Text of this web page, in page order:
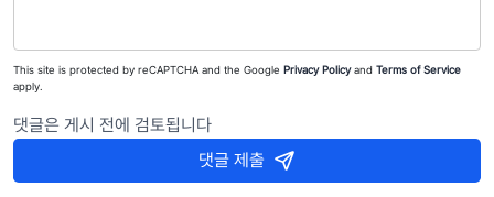
This site is protected by reCAPTCHA and the Google Privacy Policyand Terms of Service
apply.
댓글은 게시 전에 검토됩니다
댓글 제출